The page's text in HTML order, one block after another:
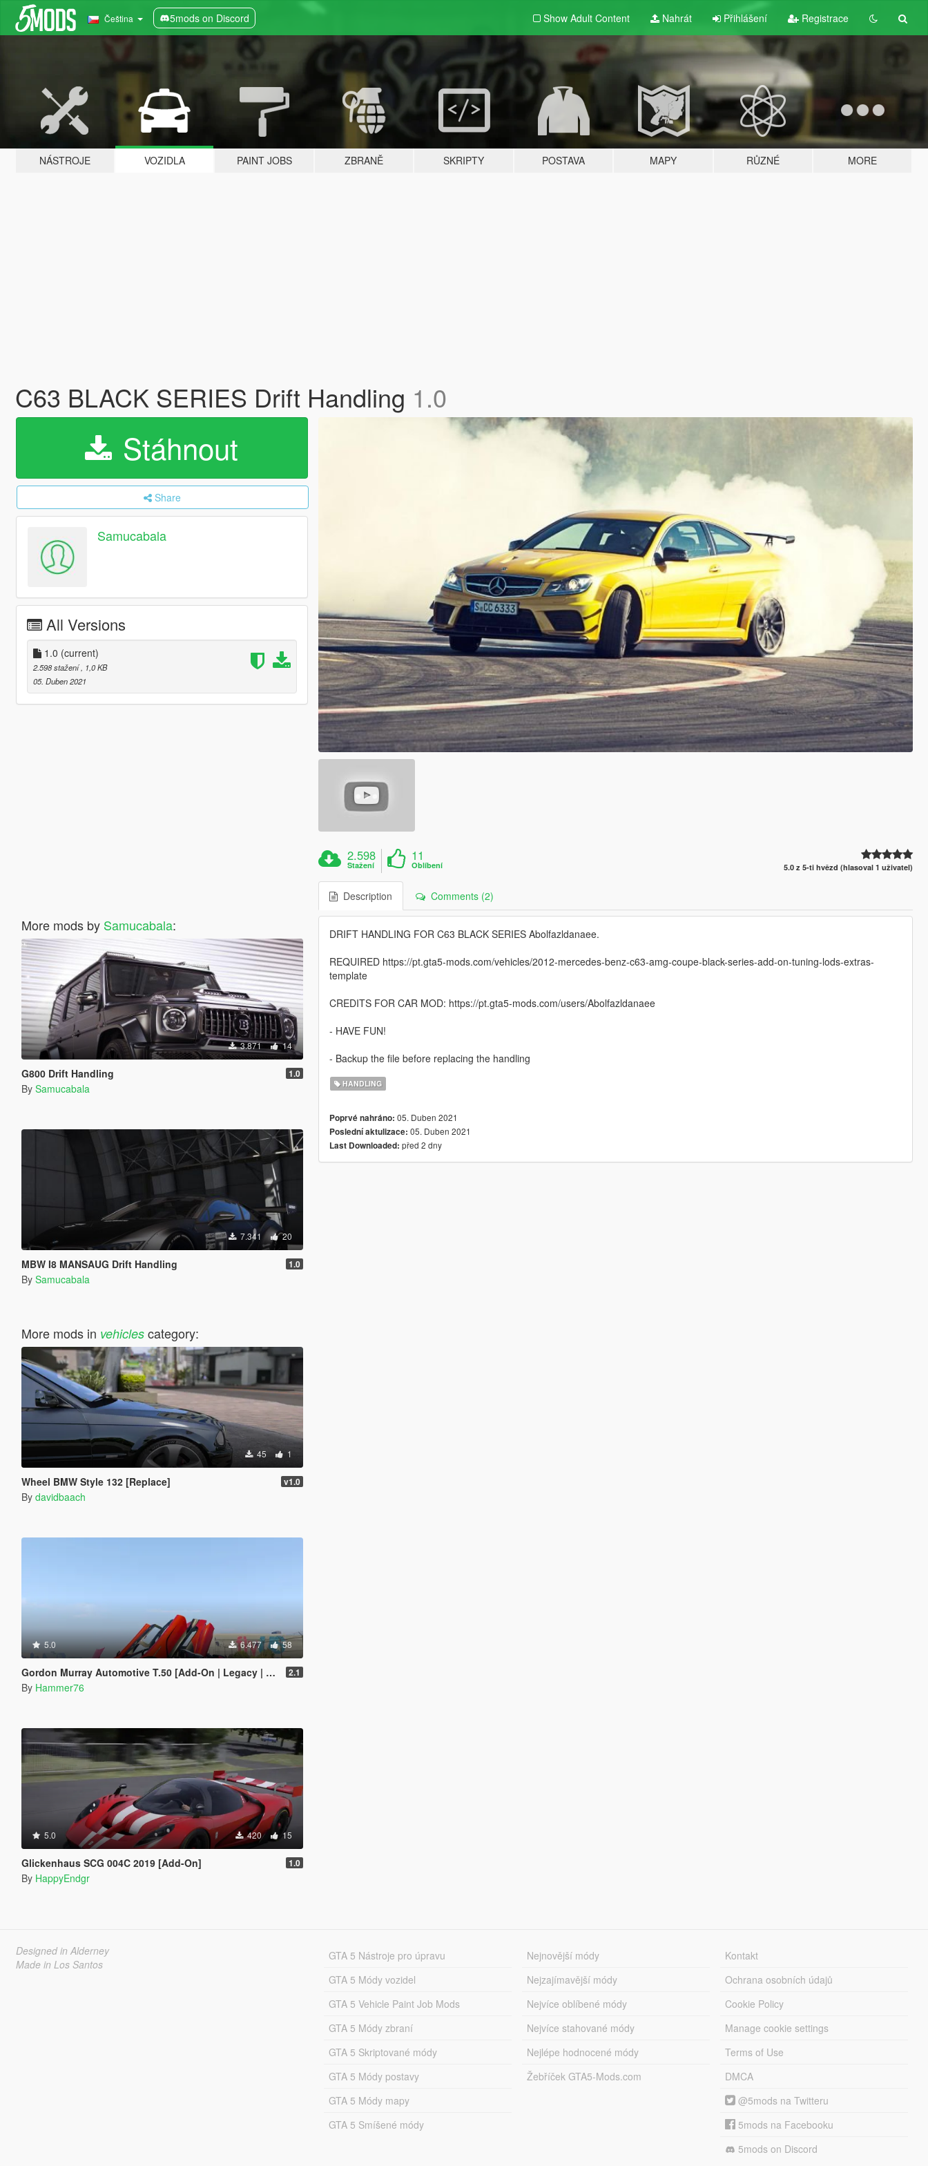
Čeština 5mods on Discord Show Adult Content Nahrát Přihlášení Registrace
NÁSTROJE VOZIDLA PAINT JOBS ZBRANĚ SKRIPTY POSTAVA MAPY RŮZNÉ MORE
C63 BLACK SERIES Drift Handling 1.0
Stáhnout
Share
Samucabala
All Versions
1.0 (current)
2.598 stažení , 1,0 KB
05. Duben 2021
More mods by Samucabala:
3.871 14
G800 Drift Handling 1.0
By Samucabala
7.341 20
MBW I8 MANSAUG Drift Handling 1.0
By Samucabala
More mods in vehiclescategory:
45 1
Wheel BMW Style 132 [Replace] v1.0
By davidbaach
5.0 6.477 58
Gordon Murray Automotive T.50 [Add-On | Legacy | Enhanced] 2.1
By Hammer76
5.0 420 15
Glickenhaus SCG 004C 2019 [Add-On] 1.0
By HappyEndgr
2.598
Stažení
11
Oblíbení 5.0 z 5-ti hvězd (hlasoval 1 uživatel)
Description Comments (2)
DRIFT HANDLING FOR C63 BLACK SERIES Abolfazldanaee.
REQUIRED https://pt.gta5-mods.com/vehicles/2012-mercedes-benz-c63-amg-coupe-black-series-add-on-tuning-lods-extras-
template
CREDITS FOR CAR MOD: https://pt.gta5-mods.com/users/Abolfazldanaee
- HAVE FUN!
- Backup the file before replacing the handling
HANDLING
Poprvé nahráno: 05. Duben 2021
Poslední aktulizace: 05. Duben 2021
Last Downloaded: před 2 dny
Designed in Alderney
Made in Los Santos
GTA 5 Nástroje pro úpravu
GTA 5 Módy vozidel
GTA 5 Vehicle Paint Job Mods
GTA 5 Módy zbraní
GTA 5 Skriptované módy
GTA 5 Módy postavy
GTA 5 Módy mapy
GTA 5 Smíšené módy
Nejnovější módy
Nejzajímavější módy
Nejvíce oblíbené módy
Nejvíce stahované módy
Nejlépe hodnocené módy
Žebříček GTA5-Mods.com
Kontakt
Ochrana osobních údajů
Cookie Policy
Manage cookie settings
Terms of Use
DMCA
@5mods na Twitteru
5mods na Facebooku
5mods on Discord